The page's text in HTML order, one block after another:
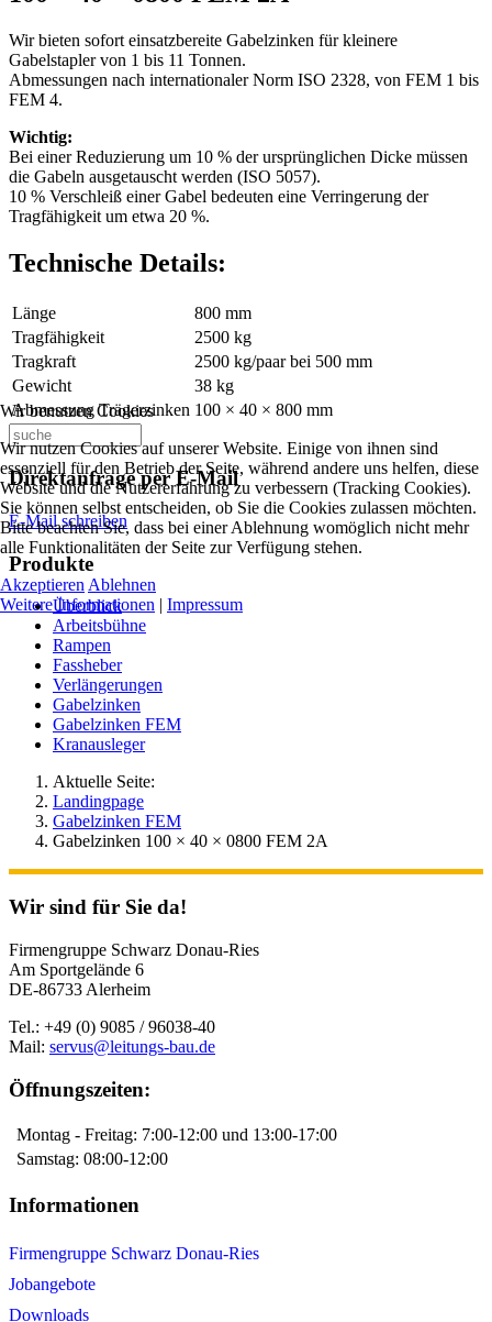
Wir bieten sofort einsatzbereite Gabelzinken für kleinere
Gabelstapler von 1 bis 11 Tonnen.
Abmessungen nach internationaler Norm ISO 2328, von FEM 1 bis
FEM 4.
Wichtig:
Bei einer Reduzierung um 10 % der ursprünglichen Dicke müssen
die Gabeln ausgetauscht werden (ISO 5057).
10 % Verschleiß einer Gabel bedeuten eine Verringerung der
Tragfähigkeit um etwa 20 %.
Technische Details:
Länge
800 mm
Tragfähigkeit
2500 kg
Tragkraft
2500 kg/paar bei 500 mm
Gewicht
38 kg
Abmessung Trägerzinken 100 × 40 × 800 mm
Direktanfrage per E-Mail
E-Mail schreiben
Produkte
Überblick
Arbeitsbühne
Rampen
Fassheber
Verlängerungen
Gabelzinken
Gabelzinken FEM
Kranausleger
Aktuelle Seite:
Landingpage
Gabelzinken FEM
Gabelzinken 100 × 40 × 0800 FEM 2A
Wir sind für Sie da!
Firmengruppe Schwarz Donau-Ries
Am Sportgelände 6
DE-86733 Alerheim
Tel.: +49 (0) 9085 / 96038-40
Mail: servus@leitungs-bau.de
Öffnungszeiten:
Montag - Freitag: 7:00-12:00 und 13:00-17:00
Samstag: 08:00-12:00
Informationen
Firmengruppe Schwarz Donau-Ries
Jobangebote
Downloads
Wir benutzen Cookies
Wir nutzen Cookies auf unserer Website. Einige von ihnen sind
essenziell für den Betrieb der Seite, während andere uns helfen, diese
Website und die Nutzererfahrung zu verbessern (Tracking Cookies).
Sie können selbst entscheiden, ob Sie die Cookies zulassen möchten.
Bitte beachten Sie, dass bei einer Ablehnung womöglich nicht mehr
alle Funktionalitäten der Seite zur Verfügung stehen.
Akzeptieren Ablehnen
Weitere Informationen | Impressum